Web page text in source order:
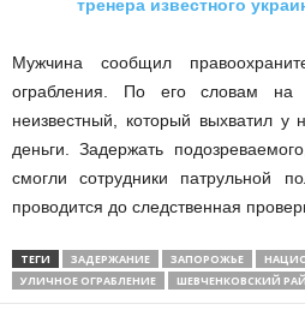
тренера известного
Мужчина сообщил
ограбления. По его словам
неизвестный, который выхватил
деньги. Задержать
смогли сотрудники патрульной
проводится до следственная
ТЕГИ ЗАДЕРЖАНИЕ ЗАПОРОЖЬЕ
УЛИЧНОЕ ОГРАБЛЕНИЕ
ШЕВЧЕНКОВСКИЙ